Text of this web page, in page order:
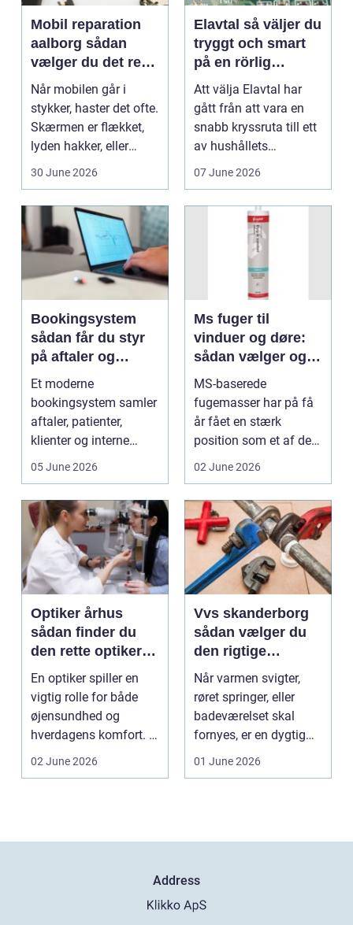
Mobil reparation
aalborg sådan
vælger du det rette
værksted
Når mobilen går i
stykker, haster det ofte.
Skærmen er flækket,
lyden hakker, eller
batteriet løber ...
30 June 2026
Elavtal så väljer du
tryggt och smart
på en rörlig
elmarknad
Att välja Elavtal har
gått från att vara en
snabb kryssruta till ett
av hushållets
viktigaste ekonom...
07 June 2026
Bookingsystem
sådan får du styr
på aftaler og
arbejdsgange
Et moderne
bookingsystem samler
aftaler, patienter,
klienter og interne
arbejdsgange ét sted. I
05 June 2026
Ms fuger til
vinduer og døre:
sådan vælger og
bruger du dem
rigtigt
MS-baserede
fugemasser har på få
år fået en stærk
position som et af de
mest alsidige valg til
02 June 2026
Optiker århus
sådan finder du
den rette optiker i
byen
En optiker spiller en
vigtig rolle for både
øjensundhed og
hverdagens komfort. I
en by som Aarhus, h...
02 June 2026
Vvs skanderborg
sådan vælger du
den rigtige
installatør
Når varmen svigter,
røret springer, eller
badeværelset skal
fornyes, er en dygtig
VVS-installatør gu...
01 June 2026
Address